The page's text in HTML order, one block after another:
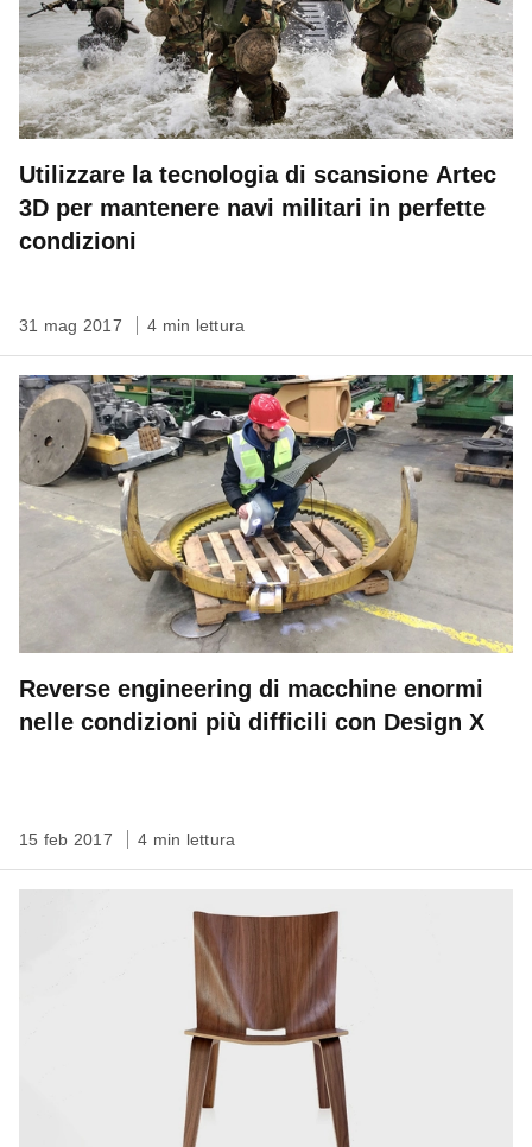
Utilizzare la tecnologia di scansione Artec
3D per mantenere navi militari in perfette
condizioni
31 mag 2017 4 min lettura
Reverse engineering di macchine enormi
nelle condizioni più difficili con Design X
15 feb 2017 4 min lettura